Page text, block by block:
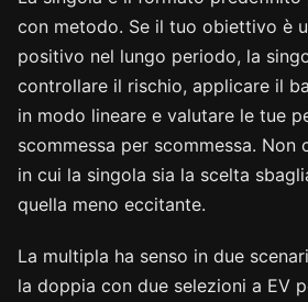
con metodo. Se il tuo obiettivo è
positivo nel lungo periodo, la
controllare il rischio, applicare il
in modo lineare e valutare le tue
scommessa per scommessa. Non
in cui la singola sia la scelta
quella meno eccitante.
La multipla ha senso in due
la doppia con due selezioni a EV